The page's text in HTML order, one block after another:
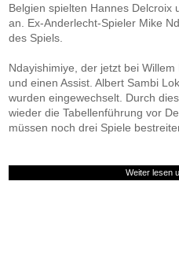
Belgien spielten Hannes Delcroix
an. Ex-Anderlecht-Spieler Mike
des Spiels.
Ndayishimiye, der jetzt bei
und einen Assist. Albert Sambi
wurden eingewechselt. Durch
wieder die Tabellenführung vor
müssen noch drei Spiele
Weiter lesen